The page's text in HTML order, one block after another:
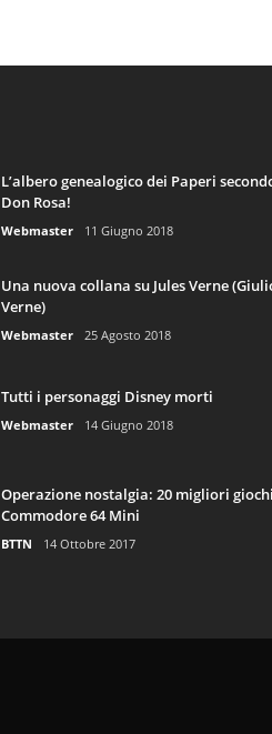
L’albero genealogico dei Paperi
Don Rosa!
Webmaster 11 Giugno 2018
Una nuova collana su Jules Verne
Verne)
Webmaster 25 Agosto 2018
Tutti i personaggi Disney morti
Webmaster 14 Giugno 2018
Operazione nostalgia: 20 migliori
Commodore 64 Mini
BTTN 14 Ottobre 2017